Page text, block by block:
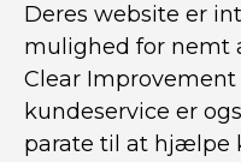
Deres website er
mulighed for nemt
Clear
kundeservice er
parate til at hjælpe